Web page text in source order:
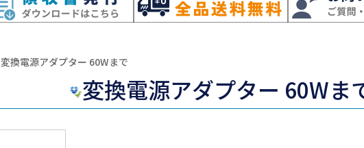
>変換電源アダプター 60Wまで
変換電源アダプター 60Wま